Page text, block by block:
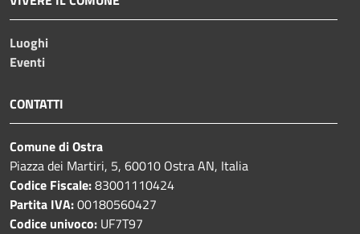
Luoghi
Eventi
CONTATTI
Comune di Ostra
Piazza dei Martiri, 5, 60010 Ostra AN, Italia
Codice Fiscale:83001110424
Partita IVA:00180560427
Codice univoco: UF7T97